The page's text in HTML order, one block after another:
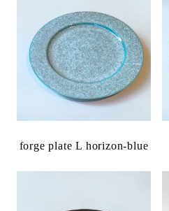
forge plate L horizon-blue